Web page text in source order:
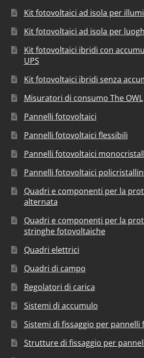
Kit fotovoltaici ad isola per
Kit fotovoltaici ad isola per
Kit fotovoltaici ibridi con
UPS
Kit fotovoltaici ibridi senza
Misuratori di consumo The OWL
Pannelli fotovoltaici
Pannelli fotovoltaici flessibili
Pannelli fotovoltaici
Pannelli fotovoltaici
Quadri e componenti per la
alternata
Quadri e componenti per la
stringhe fotovoltaiche
Quadri elettrici
Quadri di campo
Regolatori di carica
Sistemi di accumulo
Sistemi di fissaggio per pannelli
Strutture di fissaggio per